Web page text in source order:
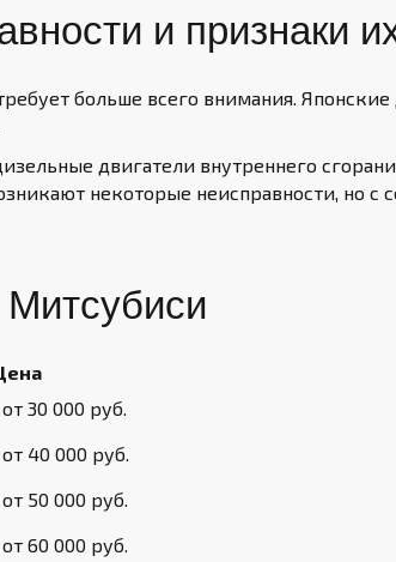
и признаки
больше всего внимания.
двигатели внутреннего
некоторые неисправности, но
от 30 000 руб.
от 40 000 руб.
от 50 000 руб.
от 60 000 руб.